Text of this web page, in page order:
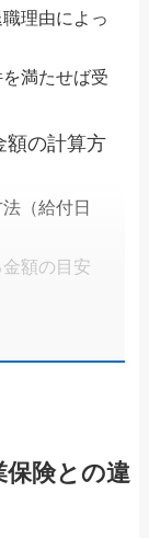
理由によっ
満たせば受
額の計算方
（給付日
金額の目安
保険との違